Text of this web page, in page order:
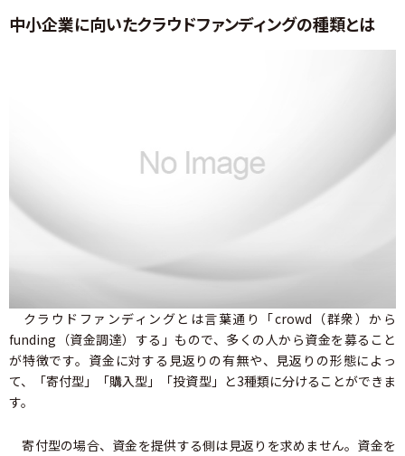
中小企業に向いたクラウドファンディングの種類とは
クラウドファンディングとは言葉通り「crowd（群衆）から
funding（資金調達）する」もので、多くの人から資金を募ること
が特徴です。資金に対する見返りの有無や、見返りの形態によっ
て、「寄付型」「購入型」「投資型」と3種類に分けることができま
す。
寄付型の場合、資金を提供する側は見返りを求めません。資金を